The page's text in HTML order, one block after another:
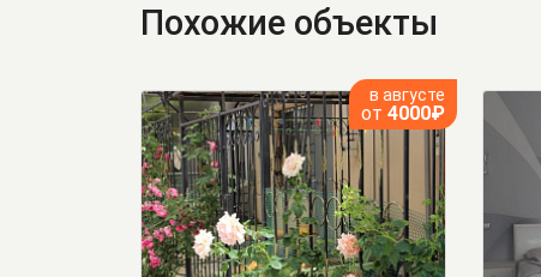
Похожие объекты
в августе
от 4000₽